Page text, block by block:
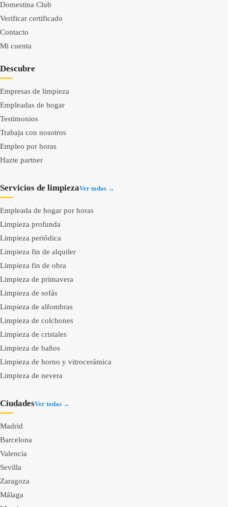
Domestina Club
Verificar certificado
Contacto
Mi cuenta
Descubre
Empresas de limpieza
Empleadas de hogar
Testimonios
Trabaja con nosotros
Empleo por horas
Hazte partner
Servicios de limpiezaVer todos →
Empleada de hogar por horas
Limpieza profunda
Limpieza periódica
Limpieza fin de alquiler
Limpieza fin de obra
Limpieza de primavera
Limpieza de sofás
Limpieza de alfombras
Limpieza de colchones
Limpieza de cristales
Limpieza de baños
Limpieza de horno y vitrocerámica
Limpieza de nevera
CiudadesVer todas →
Madrid
Barcelona
Valencia
Sevilla
Zaragoza
Málaga